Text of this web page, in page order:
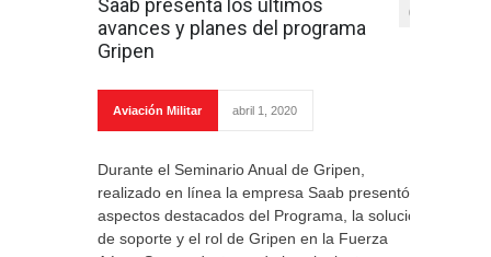
Saab presenta los últimos
avances y planes del programa
Gripen
0
Aviación Militar abril 1, 2020
Durante el Seminario Anual de Gripen,
realizado en línea la empresa Saab presentó
aspectos destacados del Programa, la solución
de soporte y el rol de Gripen en la Fuerza